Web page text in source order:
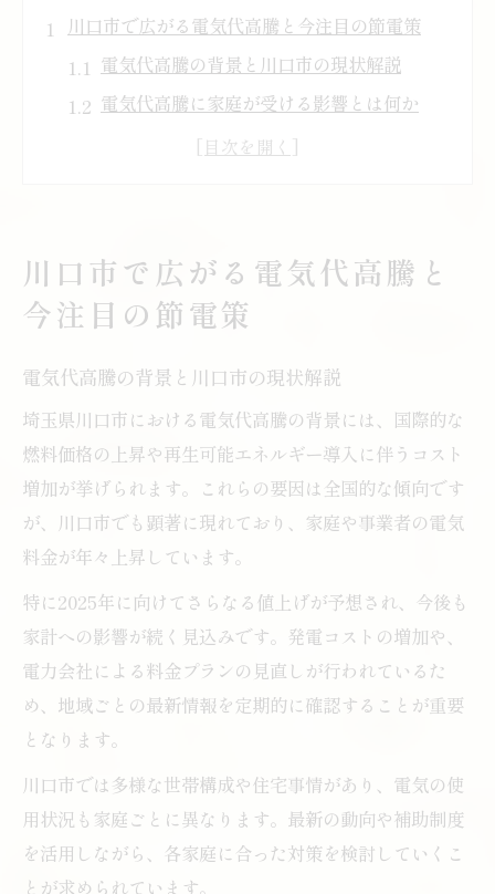
川口市で広がる電気代高騰と今注目の節電策
電気代高騰の背景と川口市の現状解説
電気代高騰に家庭が受ける影響とは何か
川口市で注目の節電策の最新動向を紹介
家計を守る最新の電気代高騰対策まとめ
電気代高騰への家計防衛策を総まとめ
電気代高騰時に選びたい節約術の基本
家計を守るための電気代高騰対策を解説
支援制度を活用した電気代高騰対処法
電気代高騰下での見直しポイントを紹介
節電を実践するなら今！川口市の賢い家計術
電気代高騰時代の賢い家計術を徹底解説
節電の基本と電気代高騰の関係を知ろう
家計を守るための節電実践テクニック集
電気代高騰を逆手に取る節約生活の工夫
効果的な節電習慣の作り方と実例紹介
高騰する電気代に効く省エネ生活のすすめ
法
電気代高騰を抑える省エネ家電の選び方
川口市で広がる電気代高騰と
今注目の節電策
電気代高騰の背景と川口市の現状解説
埼玉県川口市における電気代高騰の背景には、国際的な
燃料価格の上昇や再生可能エネルギー導入に伴うコスト
増加が挙げられます。これらの要因は全国的な傾向です
が、川口市でも顕著に現れており、家庭や事業者の電気
料金が年々上昇しています。
特に2025年に向けてさらなる値上げが予想され、今後も
家計への影響が続く見込みです。発電コストの増加や、
電力会社による料金プランの見直しが行われているた
め、地域ごとの最新情報を定期的に確認することが重要
となります。
川口市では多様な世帯構成や住宅事情があり、電気の使
用状況も家庭ごとに異なります。最新の動向や補助制度
を活用しながら、各家庭に合った対策を検討していくこ
とが求められています。